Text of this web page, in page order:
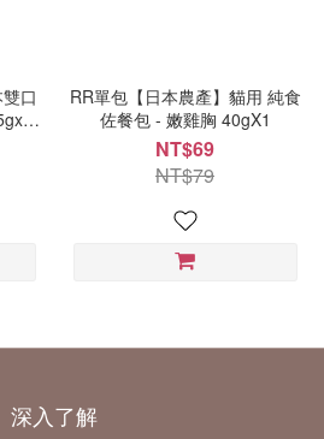
口
RR單包【日本農產】貓用 純食
佐餐包 - 嫩雞胸 40gX1
NT$69
NT$79
深入了解